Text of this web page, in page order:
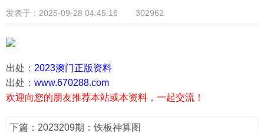
发表于：2025-09-28 04:45:16 302962
出处： 2023澳门正版资料
出处： www.670288.com
欢迎向您的朋友推荐本站或本资料，一起交流！
下篇：2023209期：铁板神算图